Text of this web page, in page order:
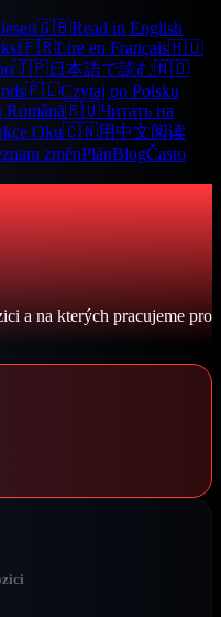
🇬🇧Read in English
🇫🇷Lire en Français🇭🇺
🇯🇵日本語で読む🇳🇴
🇵🇱Czytaj po Polsku
Română🇷🇺Читать на
Oku🇨🇳用中文阅读
změnPlánBlogČasto
a na kterých pracujeme pro